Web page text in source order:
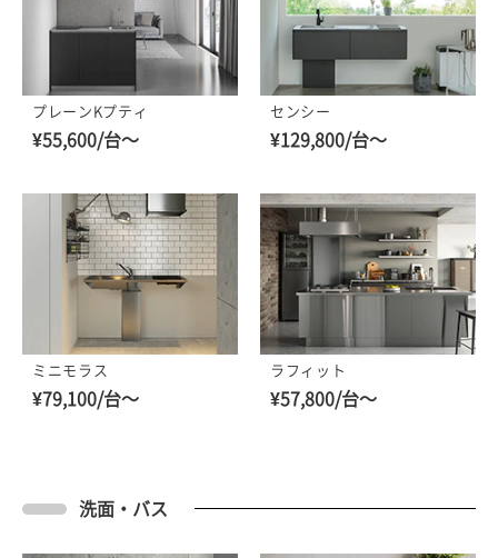
プレーンKプティ
¥55,600/台～
センシー
¥129,800/台～
ミニモラス
¥79,100/台～
ラフィット
¥57,800/台～
洗面・バス